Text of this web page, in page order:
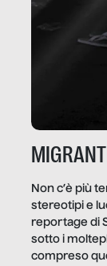
Non c’è più
stereotipi e
reportage di
sotto i
compreso